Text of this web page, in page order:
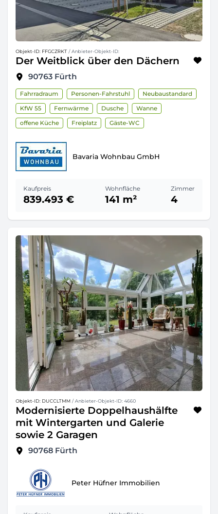
Objekt-ID: FFGCZRKT / Anbieter-Objekt-ID:
Der Weitblick über den Dächern
90763 Fürth
Fahrradraum Personen-Fahrstuhl
Neubaustandard
KfW 55
Fernwärme Dusche
Wanne
offene Küche
Freiplatz Gäste-WC
Bavaria Wohnbau GmbH
Kaufpreis
839.493 €
Wohnfläche
141 m²
Zimmer
4
Objekt-ID: DUCCLTMM / Anbieter-Objekt-ID: 4660
Modernisierte Doppelhaushälfte
mit Wintergarten und Galerie
sowie 2 Garagen
90768 Fürth
Peter Hüfner Immobilien